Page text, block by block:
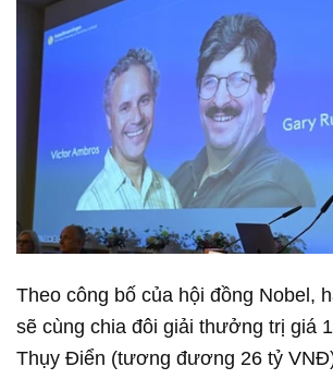
Theo công bố của hội đồng Nobel,
sẽ cùng chia đôi giải thưởng trị giá
Thụy Điển (tương đương 26 tỷ